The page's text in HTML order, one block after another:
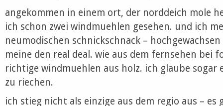
angekommen in einem ort, der norddeich mole
ich schon zwei windmuehlen gesehen. und ich
neumodischen schnickschnack –
meine den real deal. wie aus dem fernsehen bei
richtige windmuehlen aus holz. ich glaube
zu riechen.
ich stieg nicht als einzige aus dem regio aus – es